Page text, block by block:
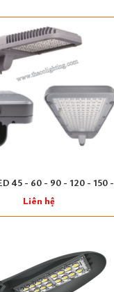
45 - 60 - 90 - 120 - 150 -
200
Liên hệ